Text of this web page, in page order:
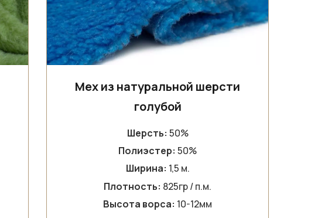
Мех из натуральной шерсти
голубой
Шерсть: 50%
Полиэстер: 50%
Ширина: 1,5 м.
Плотность: 825гр / п.м.
Высота ворса: 10-12мм